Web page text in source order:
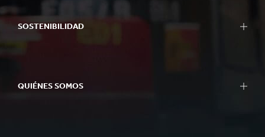
SOSTENIBILIDAD
QUIÉNES SOMOS